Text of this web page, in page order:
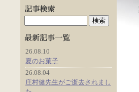
26.08.10
夏のお菓子
26.08.04
庄村健先生がご逝去されまし